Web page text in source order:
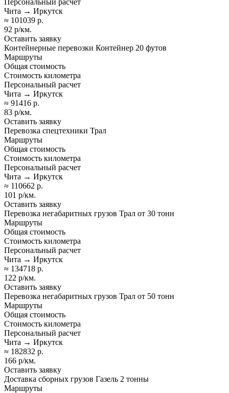
Чита → Иркутск
≈ 101039 р.
92 р/км.
Оставить заявку
Контейнерные перевозки Контейнер 20 футов
Маршруты
Общая стоимость
Стоимость километра
Персональный расчет
Чита → Иркутск
≈ 91416 р.
83 р/км.
Оставить заявку
Перевозка спецтехники Трал
Маршруты
Общая стоимость
Стоимость километра
Персональный расчет
Чита → Иркутск
≈ 110662 р.
101 р/км.
Оставить заявку
Перевозка негабаритных грузов Трал от 30 тонн
Маршруты
Общая стоимость
Стоимость километра
Персональный расчет
Чита → Иркутск
≈ 134718 р.
122 р/км.
Оставить заявку
Перевозка негабаритных грузов Трал от 50 тонн
Маршруты
Общая стоимость
Стоимость километра
Персональный расчет
Чита → Иркутск
≈ 182832 р.
166 р/км.
Оставить заявку
Доставка сборных грузов Газель 2 тонны
Маршруты